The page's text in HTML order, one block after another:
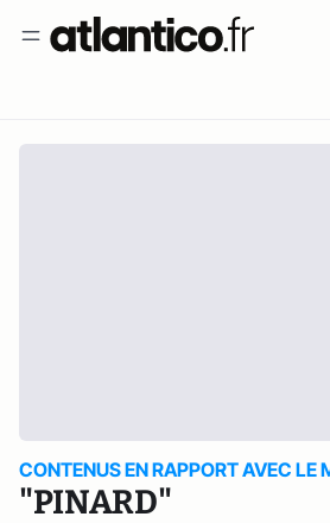
CONTENUS EN RAPPORT AVEC LE
"PINARD"